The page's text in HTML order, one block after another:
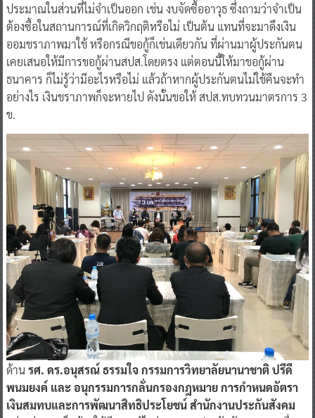
ประมาณในส่วนที่ไม่จำเป็นออก เช่น งบจัดซื้ออาวุธ ซึ่งถามว่าจำเป็น
ต้องซื้อในสถานการณ์ที่เกิดวิกฤติหรือไม่ เป็นต้น แทนที่จะมาดึงเงิน
ออมชราภาพมาใช้ หรือกรณีขอกู้ก็เช่นเดียวกัน ที่ผ่านมาผู้ประกันตน
เคยเสนอให้มีการขอกู้ผ่านสปส.โดยตรง แต่ตอนนี้ให้มาขอกู้ผ่าน
ธนาคาร ก็ไม่รู้ว่ามีอะไรหรือไม่ แล้วถ้าหากผู้ประกันตนไม่ใช้คืนจะทำ
อย่างไร เงินชราภาพก็จะหายไป ดังนั้นขอให้ สปส.ทบทวนมาตรการ 3
ข.
ด้านรศ. ดร.อนุสรณ์ ธรรมใจ กรรมการวิทยาลัยนานาชาติ ปรีดี
พนมยงค์ และ อนุกรรมการกลั่นกรองกฎหมาย การกำหนดอัตรา
เงินสมทบและการพัฒนาสิทธิประโยชน์ สำนักงานประกันสังคม